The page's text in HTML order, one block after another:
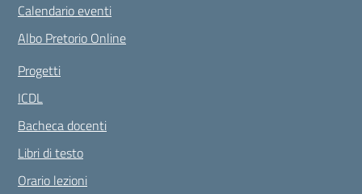
Calendario eventi
Albo Pretorio Online
Progetti
ICDL
Bacheca docenti
Libri di testo
Orario lezioni